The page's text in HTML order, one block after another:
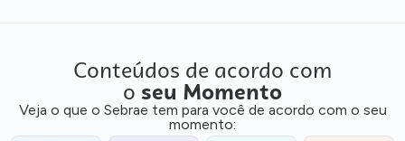
Conteúdos de acordo com
o seu Momento
Veja o que o Sebrae tem para você de acordo com o seu
momento: